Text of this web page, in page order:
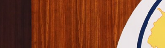
माओवादीको नेतृत्वमा विशाल जनप्रदर्शन
निर्देशित वृत्तचित्र ‘गर्ल्स रिराइटिङ डेस्टीनी’
१ सय २९ सुकुम्बासी घरधुरीलाई लालपूर्जा वितरण